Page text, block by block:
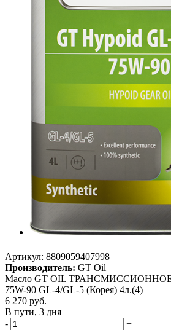
Артикул: 8809059407998
Производитель: GT Oil
Масло GT OIL ТРАНСМИССИОННОЕ
75W-90 GL-4/GL-5 (Корея) 4л.(4)
6 270 руб.
В пути, 3 дня
-
+